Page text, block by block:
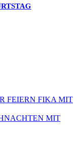
FEIERN FIKA MIT
MIT